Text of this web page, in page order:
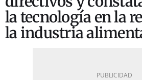
la tecnología en la
la industria